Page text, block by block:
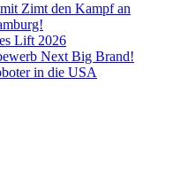
Zimt den Kampf an
Lift 2026
Next Big Brand!
in die USA